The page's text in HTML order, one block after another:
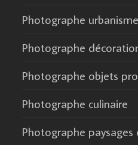
Photographe urbanisme
Photographe
Photographe objets
Photographe culinaire
Photographe paysages